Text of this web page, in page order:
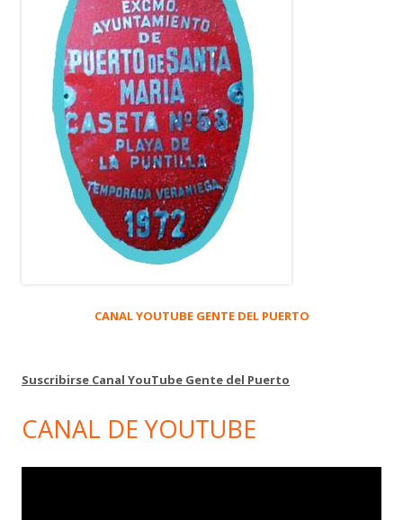
CANAL YOUTUBE GENTE DEL PUERTO
Suscribirse Canal YouTube Gente del Puerto
CANAL DE YOUTUBE